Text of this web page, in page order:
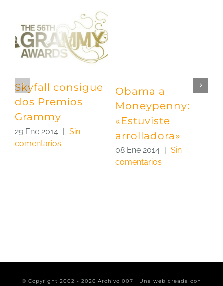
Skyfall consigue
dos Premios
Grammy
29 Ene 2014
Sin
comentarios
Obama a
Moneypenny:
«Estuviste
arrolladora»
08 Ene 2014
Sin
comentarios
© Copyright 2002 - 2026 Archivo 007 | Una web creada con